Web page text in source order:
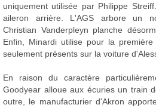
uniquement utilisée par Philippe
aileron arrière. L'AGS arbore un
Christian Vanderpleyn planche
Enfin, Minardi utilise pour la
seulement présents sur la voiture
En raison du caractère
Goodyear alloue aux écuries un train
outre, le manufacturier d'Akron